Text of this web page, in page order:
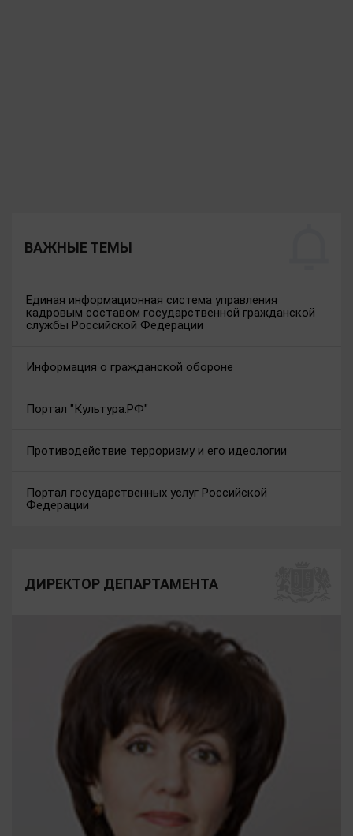
ВАЖНЫЕ ТЕМЫ
Единая информационная система управления
кадровым составом государственной гражданской
службы Российской Федерации
Информация о гражданской обороне
Портал "Культура.РФ"
Противодействие терроризму и его идеологии
Портал государственных услуг Российской
Федерации
ДИРЕКТОР ДЕПАРТАМЕНТА